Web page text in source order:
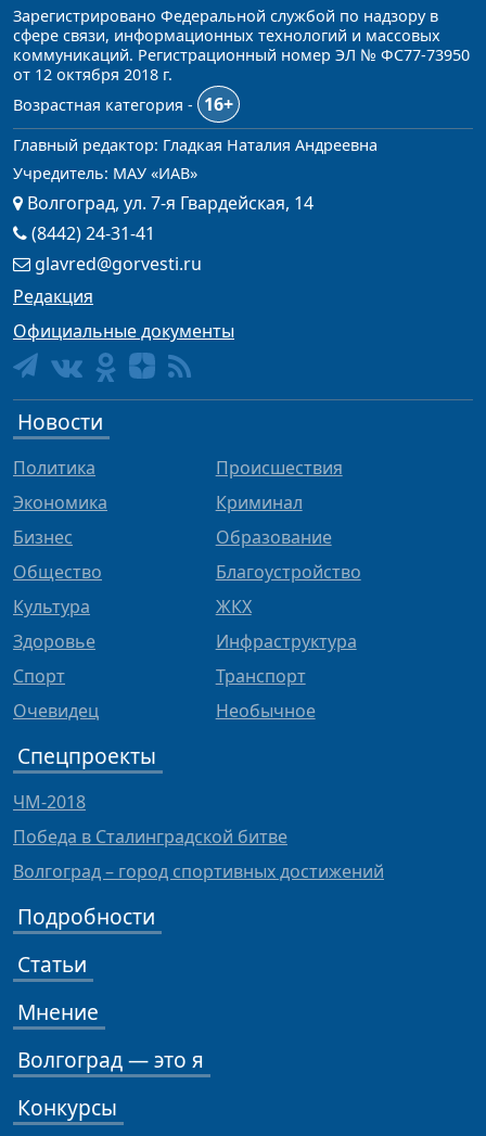
Зарегистрировано Федеральной службой по надзору в
сфере связи, информационных технологий и массовых
коммуникаций. Регистрационный номер ЭЛ № ФС77-73950
от 12 октября 2018 г.
Возрастная категория -
16+
Главный редактор: Гладкая Наталия Андреевна
Учредитель: МАУ «ИАВ»
Волгоград, ул. 7-я Гвардейская, 14
(8442) 24-31-41
glavred@gorvesti.ru
Редакция
Официальные документы
Новости
Политика
Экономика
Бизнес
Общество
Культура
Здоровье
Спорт
Очевидец
Происшествия
Криминал
Образование
Благоустройство
ЖКХ
Инфраструктура
Транспорт
Необычное
Спецпроекты
ЧМ-2018
Победа в Сталинградской битве
Волгоград – город спортивных достижений
Подробности
Статьи
Мнение
Волгоград — это я
Конкурсы